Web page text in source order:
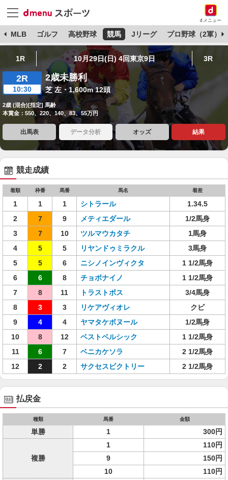
dメニュー
MLB ゴルフ 高校野球 競馬 Jリーグ プロ野球（2軍）
1R 10月29日(日) 4回東京9日 3R
2R
10:30
2歳未勝利
芝 左・1,600m 12頭
2歳 (混合)[指定] 馬齢
本賞金：550、220、140、83、55万円
出馬表 データ分析 オッズ 結果
競走成績
着順 枠番 馬番 馬名 着差
1 1 1 シトラール
1.34.5
2
7 9 メティエダール
1/2馬身
3
7 10 ツルマウカタチ
1馬身
4
5 5 リヤンドゥミラクル
3馬身
5
5 6 ニシノインヴィクタ
1 1/2馬身
6
6 8 チョボナイノ
1 1/2馬身
7
8 11 トラストボス
3/4馬身
8
3 3 リケアヴィオレ
クビ
9
4 4 ヤマタケボヌール
1/2馬身
10
8 12 ベストベルシック
1 1/2馬身
11
6 7 ベニカケソラ
2 1/2馬身
12
2 2 サクセスビクトリー 2 1/2馬身
払戻金
種類 馬番 金額
単勝 1 300円
複勝
1
110円
9
150円
10
110円